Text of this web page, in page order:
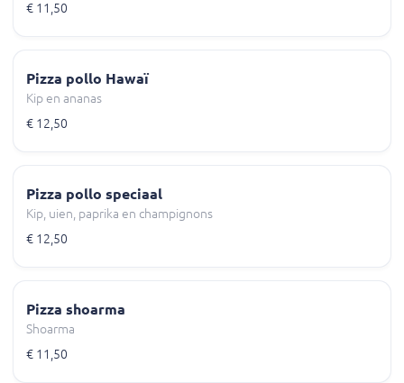
€ 11,50
Pizza pollo Hawaï
Kip en ananas
€ 12,50
Pizza pollo speciaal
Kip, uien, paprika en champignons
€ 12,50
Pizza shoarma
Shoarma
€ 11,50